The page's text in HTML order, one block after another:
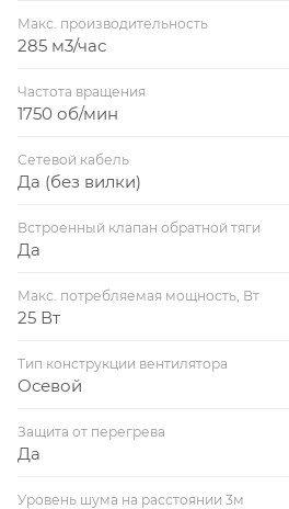
Макс. производительность
285 м3/час
Частота вращения
1750 об/мин
Сетевой кабель
Да (без вилки)
Встроенный клапан обратной тяги
Да
Макс. потребляемая мощность, Вт
25 Вт
Тип конструкции вентилятора
Осевой
Защита от перегрева
Да
Уровень шума на расстоянии 3м